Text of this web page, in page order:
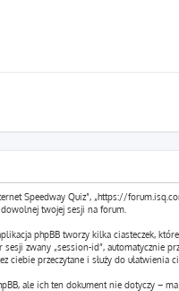
Speedway Quiz”, „https://
twojej sesji na forum.
phpBB tworzy kilka ciasteczek,
zwany „session-id”, automatycznie
ciebie przeczytane i służy do ułatwienia
ale ich ten dokument nie dotyczy